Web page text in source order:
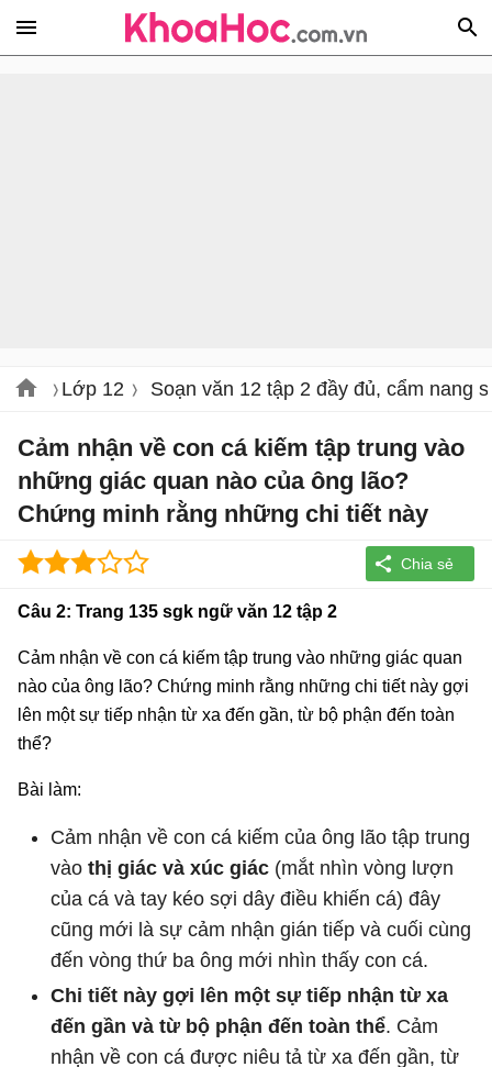
Lớp 12 Soạn văn 12 tập 2 đầy đủ, cẩm nang
Cảm nhận về con cá kiếm tập trung vào
những giác quan nào của ông lão?
Chứng minh rằng những chi tiết này
Câu 2: Trang 135 sgk ngữ văn 12 tập 2
Cảm nhận về con cá kiếm tập trung vào những giác quan
nào của ông lão? Chứng minh rằng những chi tiết này gợi
lên một sự tiếp nhận từ xa đến gần, từ bộ phận đến toàn
thể?
Bài làm:
Cảm nhận về con cá kiếm của ông lão tập trung
vào thị giác và xúc giác (mắt nhìn vòng lượn
của cá và tay kéo sợi dây điều khiến cá) đây
cũng mới là sự cảm nhận gián tiếp và cuối cùng
đến vòng thứ ba ông mới nhìn thấy con cá.
Chi tiết này gợi lên một sự tiếp nhận từ xa
đến gần và từ bộ phận đến toàn thể. Cảm
nhận về con cá được niêu tả từ xa đến gần, từ